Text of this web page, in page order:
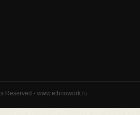
Reserved - www.ethnowork.ru